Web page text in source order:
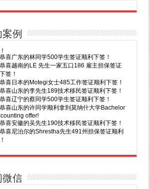
例
offer！
喜江苏的谢先生600旅游签证顺利下签，三年多
喜广东的林同学500学生签证顺利下签！
喜越南的LE 先生一家五口186 雇主担保签证
签！
喜日本的Motegi女士485工作签证顺利下签！
喜山东的李先生189技术移民签证顺利下签！
喜辽宁的蔡同学500学生签证顺利下签！
喜山东的许同学顺利拿到莫纳什大学Bachelor
offer!
喜安徽的吴先生190技术移民签证顺利下签！
喜尼泊尔的Shrestha先生491州担保签证顺利
喜江苏的曹同学500学生签证顺利下签！
微信